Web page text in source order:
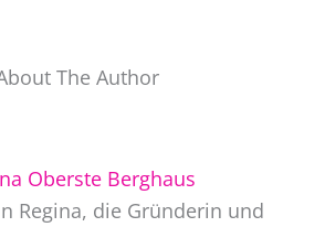
The Author
Oberste Berghaus
Regina, die Gründerin und